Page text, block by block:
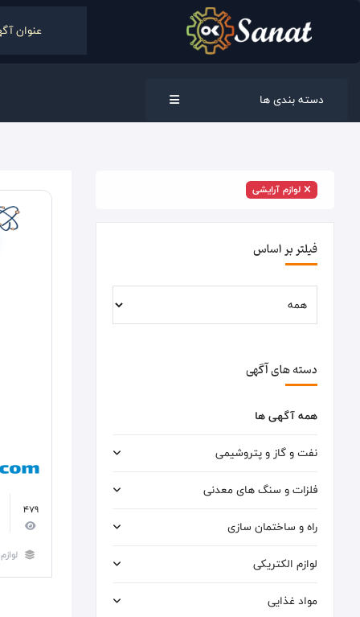
دسته بندی ها
لوازم آرایشی
فیلتر بر اساس
دسته های آگهی
همه آگهی ها
نفت و گاز و پتروشیمی
فلزات و سنگ های معدنی
راه و ساختمان سازی
لوازم الکتریکی
مواد غذایی
479